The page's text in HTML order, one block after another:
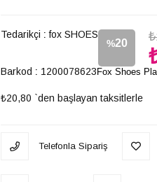
Tedarikçi : fox SHOES
%20
İndirim
Barkod : 1200078623
₺20,80 `den başlayan taksitlerle
Fox Shoes
Telefonla Sipariş